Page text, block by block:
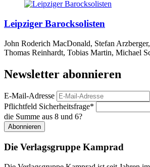
Leipziger Barocksolisten
John Roderich MacDonald, Stefan
Thomas Reinhardt, Tobias Martin, Michael
Newsletter abonnieren
E-Mail-Adresse
Pflichtfeld Sicherheitsfrage*
die Summe aus 8 und 6?
Abonnieren
Die Verlagsgruppe Kamprad